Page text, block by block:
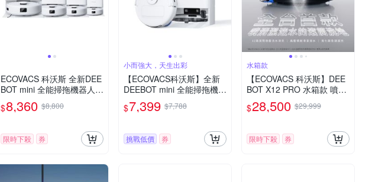
ECOVACS 科沃斯 全新DEE
BOT mini 全能掃拖機器人
(四色任選)
$8,360 $8,800
限時下殺 券
小而強大，天生出彩
【ECOVACS科沃斯】全新
DEEBOT mini 全能掃拖機器
人(超小機身/全能基站/毛髮
不纏繞/靜音清潔）
$7,399 $7,788
挑戰低價 券
水箱款
【ECOVACS 科沃斯】DEE
BOT X12 PRO 水箱款 噴溶
增壓滾筒洗地機器人 高壓噴
射清潔液水/氮化鎵超充/掃
$28,500 $29,999
限時下殺 券